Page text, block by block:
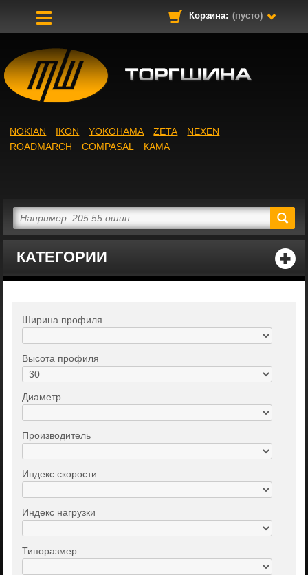
Корзина: (пусто)
КАТЕГОРИИ
NOKIAN IKON YOKOHAMA ZETA
NEXEN
ROADMARCH
COMPASAL КАМА
Ширина профиля
Высота профиля
Диаметр
Производитель
Индекс скорости
Индекс нагрузки
Типоразмер